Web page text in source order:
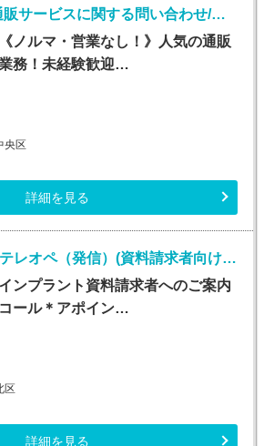
コールセンター(通販サービスに関する問い合わせ/平日のみ/未経験OK)
《ノルマ・営業なし！》人気の通販
務！未経験歓迎…
央区
詳細を見る
コールセンター・テレオペ（発信）(資料請求者向けコールセンター)
インプラント資料請求者へのご案内
コール＊アポイン…
区
詳細を見る